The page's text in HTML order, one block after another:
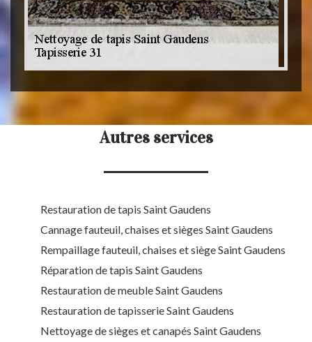
Autres services
Restauration de tapis Saint Gaudens
Cannage fauteuil, chaises et sièges Saint Gaudens
Rempaillage fauteuil, chaises et siège Saint Gaudens
Réparation de tapis Saint Gaudens
Restauration de meuble Saint Gaudens
Restauration de tapisserie Saint Gaudens
Nettoyage de sièges et canapés Saint Gaudens